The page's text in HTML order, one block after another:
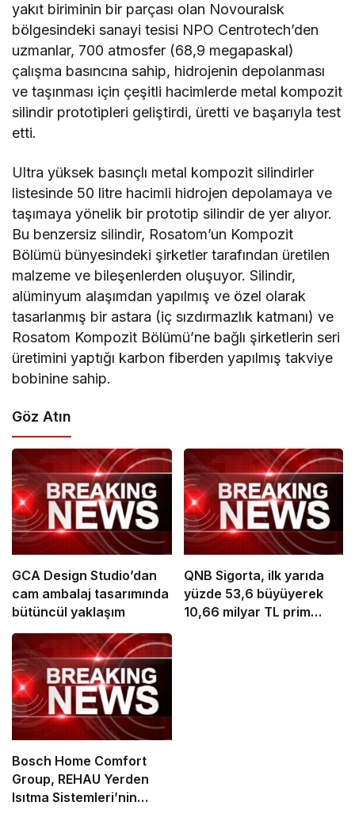
yakıt biriminin bir parçası olan Novouralsk
bölgesindeki sanayi tesisi NPO Centrotech’den
uzmanlar, 700 atmosfer (68,9 megapaskal)
çalışma basıncına sahip, hidrojenin depolanması
ve taşınması için çeşitli hacimlerde metal kompozit
silindir prototipleri geliştirdi, üretti ve başarıyla test
etti.
Ultra yüksek basınçlı metal kompozit silindirler
listesinde 50 litre hacimli hidrojen depolamaya ve
taşımaya yönelik bir prototip silindir de yer alıyor.
Bu benzersiz silindir, Rosatom’un Kompozit
Bölümü bünyesindeki şirketler tarafından üretilen
malzeme ve bileşenlerden oluşuyor. Silindir,
alüminyum alaşımdan yapılmış ve özel olarak
tasarlanmış bir astara (iç sızdırmazlık katmanı) ve
Rosatom Kompozit Bölümü’ne bağlı şirketlerin seri
üretimini yaptığı karbon fiberden yapılmış takviye
bobinine sahip.
Göz Atın
GCA Design Studio’dan
cam ambalaj tasarımında
bütüncül yaklaşım
QNB Sigorta, ilk yarıda
yüzde 53,6 büyüyerek
10,66 milyar TL prim
Bosch Home Comfort
Group, REHAU Yerden
Isıtma Sistemleri’nin